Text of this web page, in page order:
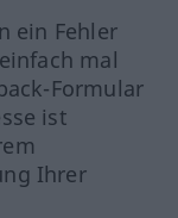
ein Fehler
mal
Formular
ist
Ihrer